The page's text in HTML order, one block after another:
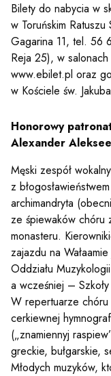
sal
Polityka prywatności
Praca
Bilety do nabycia w
w Toruńskim
Gagarina 11, tel. 56
Reja 25), w
www.ebilet.pl oraz
w Kościele św. Jakuba
Honorowy
Alexander
Męski zespół wokalny
z
archimandryta
ze śpiewaków chóru
monasteru.
zajazdu na
Oddziału
a wcześniej –
W repertuarze chóru
cerkiewnej
(„znamiennyj
greckie, bułgarskie,
Młodych muzyków,